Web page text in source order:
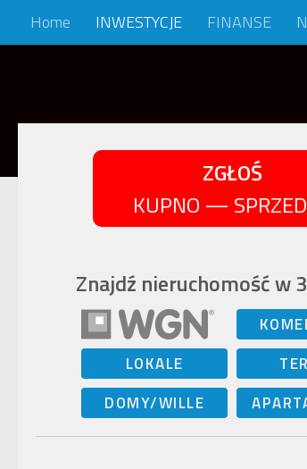
Skip to content
Home INWESTYCJE FINANSE
ZGŁOŚ
KUPNO —
Znajdź nieruchomość w
LOKALE
DOMY/WILLE